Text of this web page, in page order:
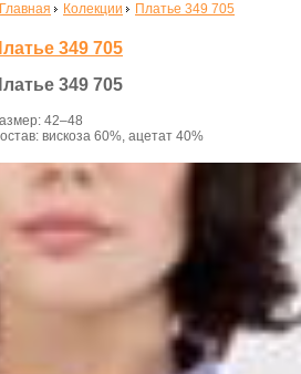
Главная Колекции Платье 349 705
349 705
349 705
42–48
вискоза 60%, ацетат 40%